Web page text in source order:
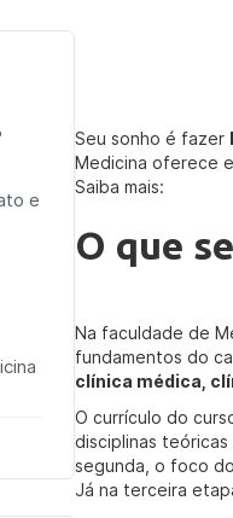
e
Seu sonho é fazer
Medicina oferece
Saiba mais:
O que
Na faculdade de
fundamentos do
clínica médica,
O currículo do
disciplinas
segunda, o foco
Já na terceira